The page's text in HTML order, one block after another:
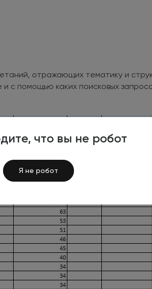
что вы не робот
Я не робот
отражающих тематику и
с помощью каких поисковых